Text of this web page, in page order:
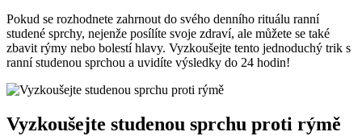
Pokud se rozhodnete zahrnout do svého denního rituálu ranní
studené sprchy, nejenže posílíte svoje zdraví, ale můžete se také
zbavit rýmy nebo bolestí hlavy. Vyzkoušejte tento jednoduchý trik s
ranní studenou sprchou a uvidíte výsledky do 24 hodin!
Vyzkoušejte studenou sprchu proti rýmě